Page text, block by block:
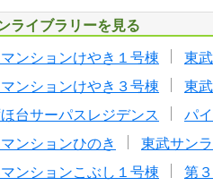
ライブラリーを見る
ンションけやき１号棟 東
ンションけやき３号棟
東
台サーパスレジデンス
パ
ンションひのき
東武サン
ンションこぶし１号棟
第